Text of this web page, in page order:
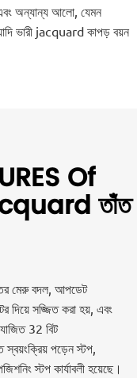
অন্যান্য আলো, যেমন
ভারী jacquard কাপড় বয়ন
Of
তাঁত
মেরু বদল, আপডেট
দিয়ে সজ্জিত করা হয়, এবং
32 বিট
পড়েন স্টপ,
স্টপ কার্যাবলী হয়েছে।